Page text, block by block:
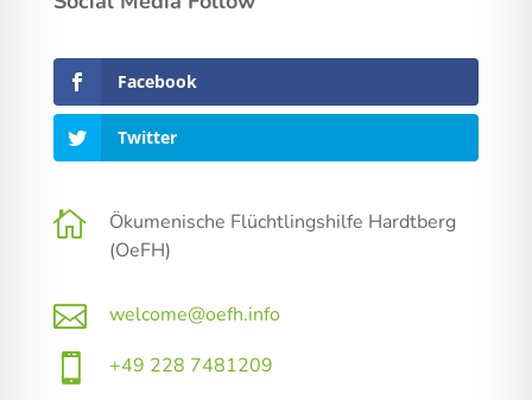
Facebook
Twitter

Ökumenische Flüchtlingshilfe Hardtberg
(OeFH)
 welcome@oefh.info
 +49 228 7481209